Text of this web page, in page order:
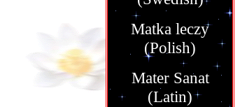
Matka leczy
(Polish)
Mater Sanat
(Latin)